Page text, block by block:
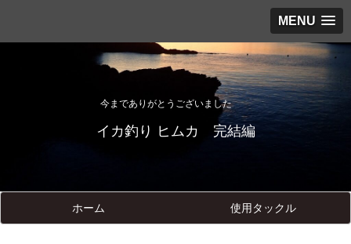
MENU
今までありがとうございました
イカ釣り ヒムカ 完結編
ホーム 使用タックル